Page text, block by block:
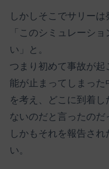
しかしそこでサリーは
「このシミュレーシ
い」と。
つまり初めて事故が
能が止まってしまっ
を考え、どこに到着
ないのだと言ったのだ
しかもそれを報告さ
い。